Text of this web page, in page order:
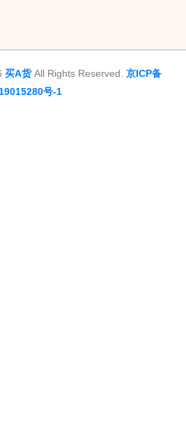
买A货All Rights Reserved. 京ICP备
19015280号-1